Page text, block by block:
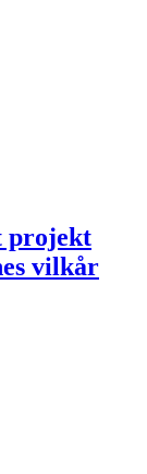
projekt
vilkår